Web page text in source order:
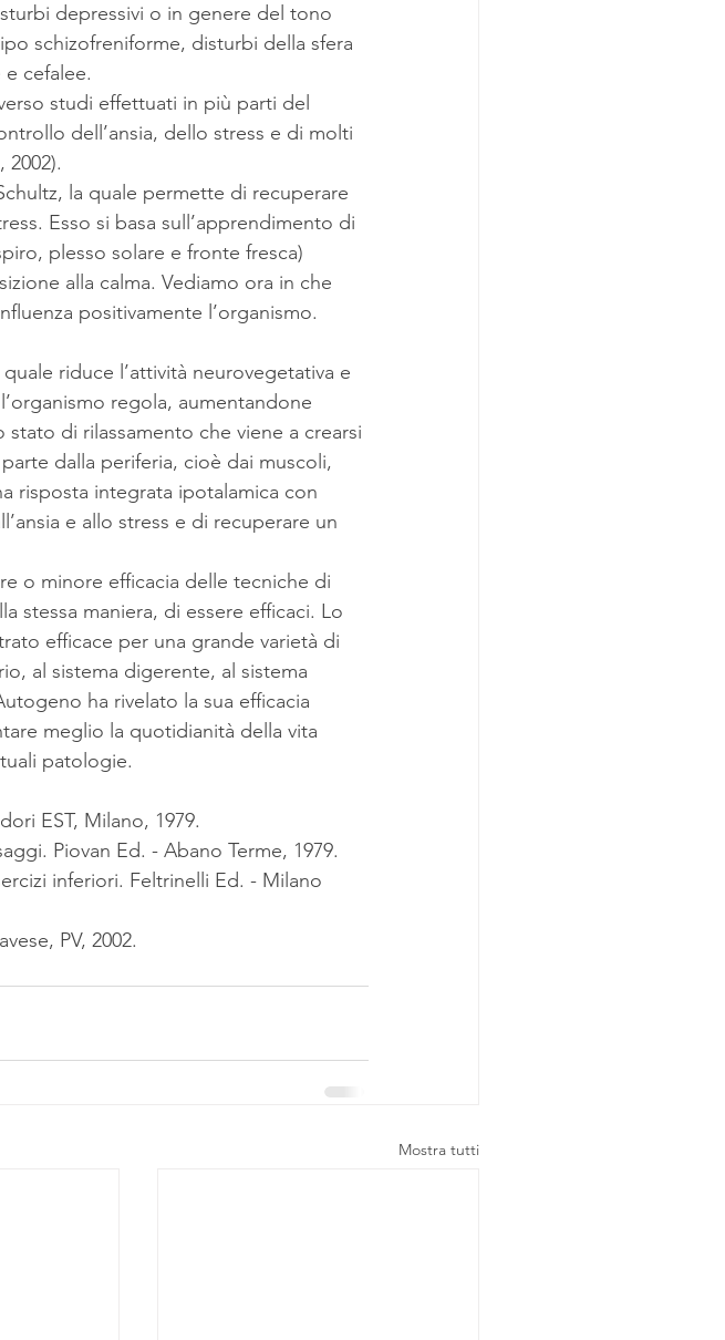
depressivi o in genere del tono
schizofreniforme, disturbi della sfera
cefalee.
studi effettuati in più parti del
dell’ansia, dello stress e di molti
la quale permette di recuperare
Esso si basa sull’apprendimento di
plesso solare e fronte fresca)
alla calma. Vediamo ora in che
positivamente l’organismo.
riduce l’attività neurovegetativa e
regola, aumentandone
stato di rilassamento che viene a crearsi
dalla periferia, cioè dai muscoli,
risposta integrata ipotalamica con
e allo stress e di recuperare un
o minore efficacia delle tecniche di
stessa maniera, di essere efficaci. Lo
efficace per una grande varietà di
al sistema digerente, al sistema
ha rivelato la sua efficacia
meglio la quotidianità della vita
patologie.
EST, Milano, 1979.
Piovan Ed. - Abano Terme, 1979.
inferiori. Feltrinelli Ed. - Milano
PV, 2002.
Mostra tutti